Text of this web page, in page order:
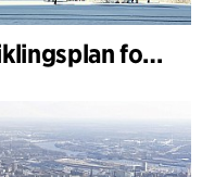
Bergen ByArena og utviklingsplan for Nygårdstangen